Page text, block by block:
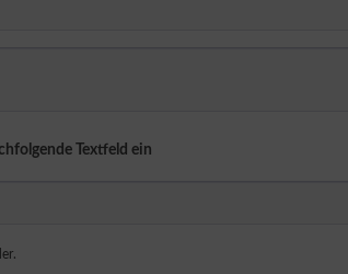
Textfeld ein